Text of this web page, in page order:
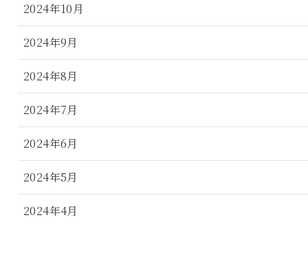
2024年10月
2024年9月
2024年8月
2024年7月
2024年6月
2024年5月
2024年4月